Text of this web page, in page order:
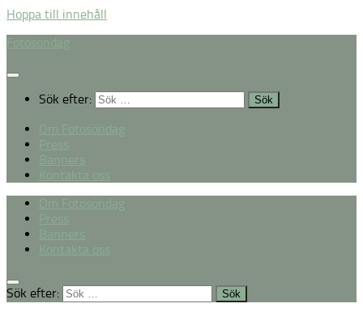
Hoppa till innehåll
Fotosöndag
Sök efter:
Om Fotosöndag
Press
Banners
Kontakta oss
Om Fotosöndag
Press
Banners
Kontakta oss
Sök efter: